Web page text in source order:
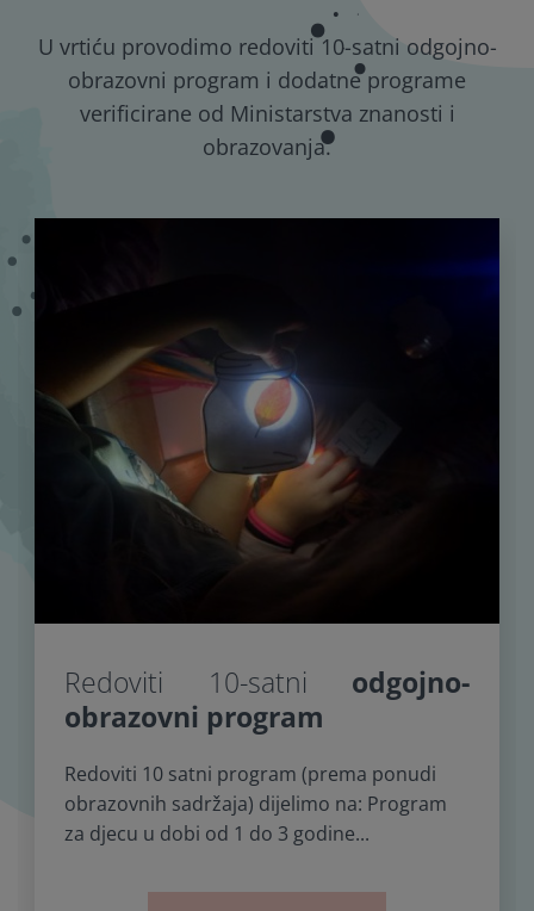
U vrtiću provodimo redoviti 10-satni odgojno-
obrazovni program i dodatne programe
verificirane od Ministarstva znanosti i
obrazovanja.
Redoviti 10-satni odgojno-
obrazovni program
Redoviti 10 satni program (prema ponudi
obrazovnih sadržaja) dijelimo na: Program
za djecu u dobi od 1 do 3 godine...